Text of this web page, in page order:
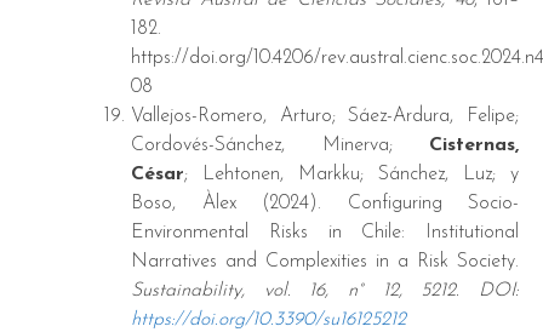
182.
https://doi.org/10.4206/
08
Vallejos-Romero, Arturo; Sáez-Ardura, Felipe;
Cordovés-Sánchez, Minerva; Cisternas,
César; Lehtonen, Markku; Sánchez, Luz; y
Boso, Àlex (2024). Configuring Socio-
Environmental Risks in Chile: Institutional
Narratives and Complexities in a Risk Society.
Sustainability, vol. 16, n° 12, 5212. DOI:
https://doi.org/10.3390/su16125212